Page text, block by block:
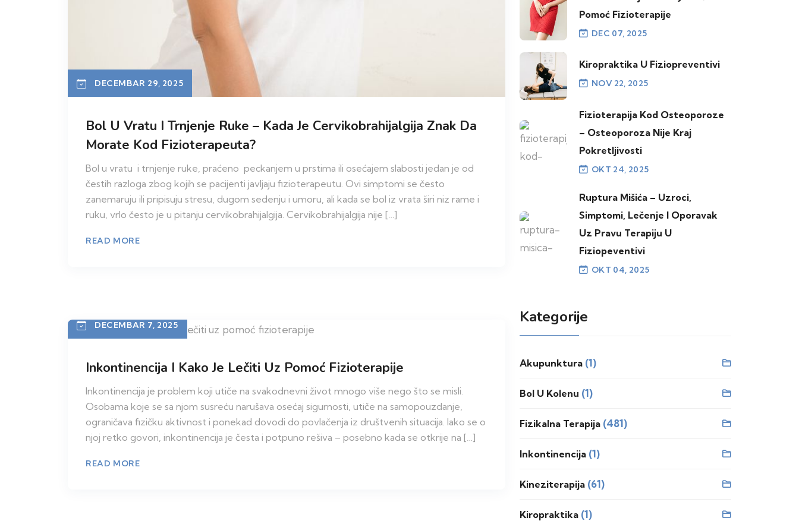
DECEMBAR 29, 2025
Bol U Vratu I Trnjenje Ruke – Kada Je Cervikobrahijalgija Znak Da
Morate Kod Fizioterapeuta?
Bol u vratu i trnjenje ruke, praćeno peckanjem u prstima ili osećajem slabosti jedan je od
čestih razloga zbog kojih se pacijenti javljaju fizioterapeutu. Ovi simptomi se često
zanemaruju ili pripisuju stresu, dugom sedenju i umoru, ali kada se bol iz vrata širi niz rame i
ruku, vrlo često je u pitanju cervikobrahijalgija. Cervikobrahijalgija nije […]
READ MORE
DECEMBAR 7, 2025
Inkontinencija I Kako Je Lečiti Uz Pomoć Fizioterapije
Inkontinencija je problem koji utiče na svakodnevni život mnogo više nego što se misli.
Osobama koje se sa njom susreću narušava osećaj sigurnosti, utiče na samopouzdanje,
ograničava fizičku aktivnost i ponekad dovodi do povlačenja iz društvenih situacija. Iako se o
njoj retko govori, inkontinencija je česta i potpuno rešiva – posebno kada se otkrije na […]
READ MORE
Pomoć Fizioterapije
DEC 07, 2025
Kiropraktika U Fiziopreventivi
NOV 22, 2025
Fizioterapija Kod Osteoporoze
– Osteoporoza Nije Kraj
Pokretljivosti
OKT 24, 2025
Ruptura Mišića – Uzroci,
Simptomi, Lečenje I Oporavak
Uz Pravu Terapiju U
Fiziopeventivi
OKT 04, 2025
Kategorije
Akupunktura (1)
Bol U Kolenu (1)
Fizikalna Terapija (481)
Inkontinencija (1)
Kineziterapija (61)
Kiropraktika (1)